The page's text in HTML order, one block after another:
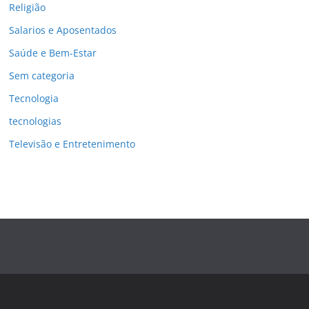
Religião
Salarios e Aposentados
Saúde e Bem-Estar
Sem categoria
Tecnologia
tecnologias
Televisão e Entretenimento